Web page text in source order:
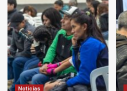
Noticias